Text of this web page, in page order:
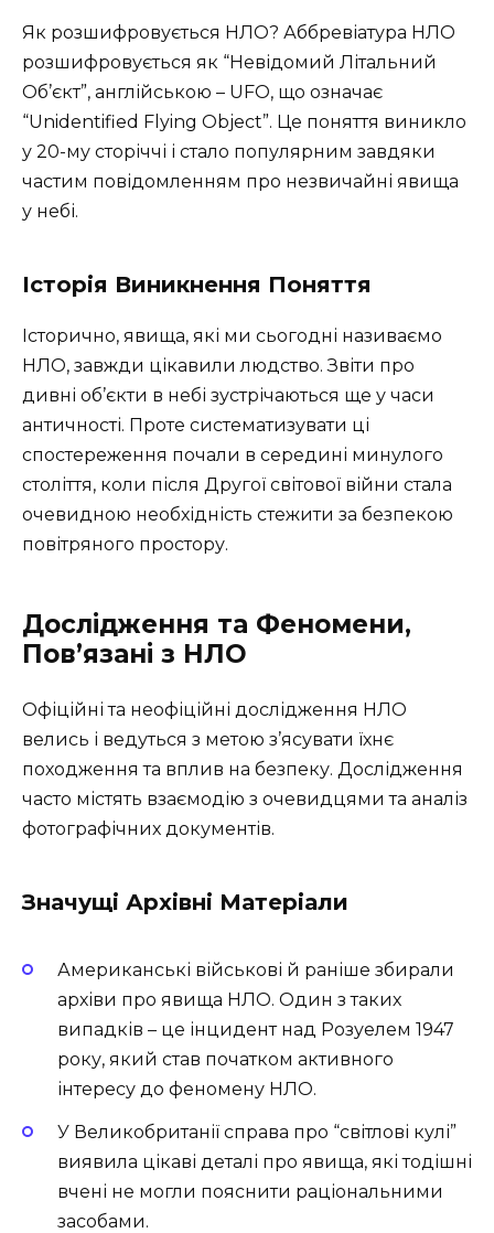
Як розшифровується НЛО? Аббревіатура НЛО
розшифровується як “Невідомий Літальний
Об’єкт”, англійською – UFO, що означає
“Unidentified Flying Object”. Це поняття виникло
у 20-му сторіччі і стало популярним завдяки
частим повідомленням про незвичайні явища
у небі.
Історія Виникнення Поняття
Історично, явища, які ми сьогодні називаємо
НЛО, завжди цікавили людство. Звіти про
дивні об’єкти в небі зустрічаються ще у часи
античності. Проте систематизувати ці
спостереження почали в середині минулого
століття, коли після Другої світової війни стала
очевидною необхідність стежити за безпекою
повітряного простору.
Дослідження та Феномени,
Пов’язані з НЛО
Офіційні та неофіційні дослідження НЛО
велись і ведуться з метою з’ясувати їхнє
походження та вплив на безпеку. Дослідження
часто містять взаємодію з очевидцями та аналіз
фотографічних документів.
Значущі Архівні Матеріали
Американські військові й раніше збирали
архіви про явища НЛО. Один з таких
випадків – це інцидент над Розуелем 1947
року, який став початком активного
інтересу до феномену НЛО.
У Великобританії справа про “світлові кулі”
виявила цікаві деталі про явища, які тодішні
вчені не могли пояснити раціональними
засобами.